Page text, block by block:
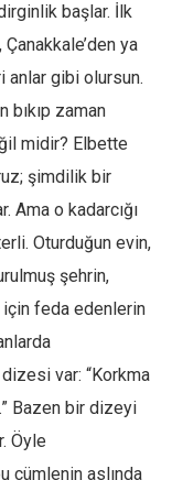
başlar. İlk
ya
gibi olursun.
bıkıp zaman
midir? Elbette
şimdilik bir
Ama o kadarcığı
Oturduğun evin,
şehrin,
için feda edenlerin
var: “Korkma
Bazen bir dizeyi
Öyle
cümlenin aslında